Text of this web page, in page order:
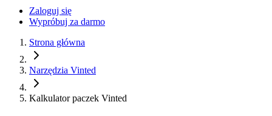
Zaloguj się
Wypróbuj za darmo
Strona główna
Narzędzia Vinted
Kalkulator paczek Vinted